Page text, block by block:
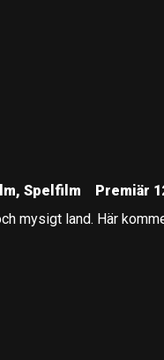
Spelfilm
Premiär
mysigt land. Här